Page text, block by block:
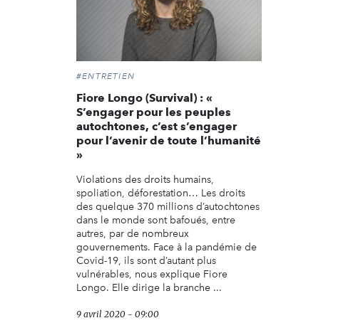
#ENTRETIEN
Fiore Longo (Survival) : «
S’engager pour les peuples
autochtones, c’est s’engager
pour l’avenir de toute l’humanité
»
Violations des droits humains,
spoliation, déforestation… Les droits
des quelque 370 millions d’autochtones
dans le monde sont bafoués, entre
autres, par de nombreux
gouvernements. Face à la pandémie de
Covid-19, ils sont d’autant plus
vulnérables, nous explique Fiore
Longo. Elle dirige la branche ...
9 avril 2020 - 09:00